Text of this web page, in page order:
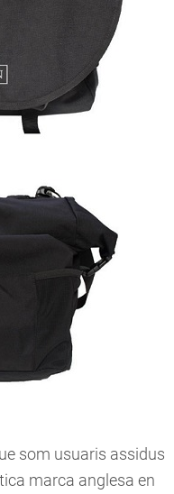
som usuaris assidus
marca anglesa en